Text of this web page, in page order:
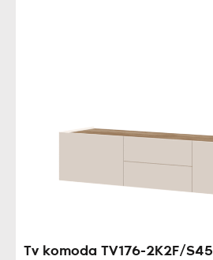
Tv komoda TV176-2K2F/S45